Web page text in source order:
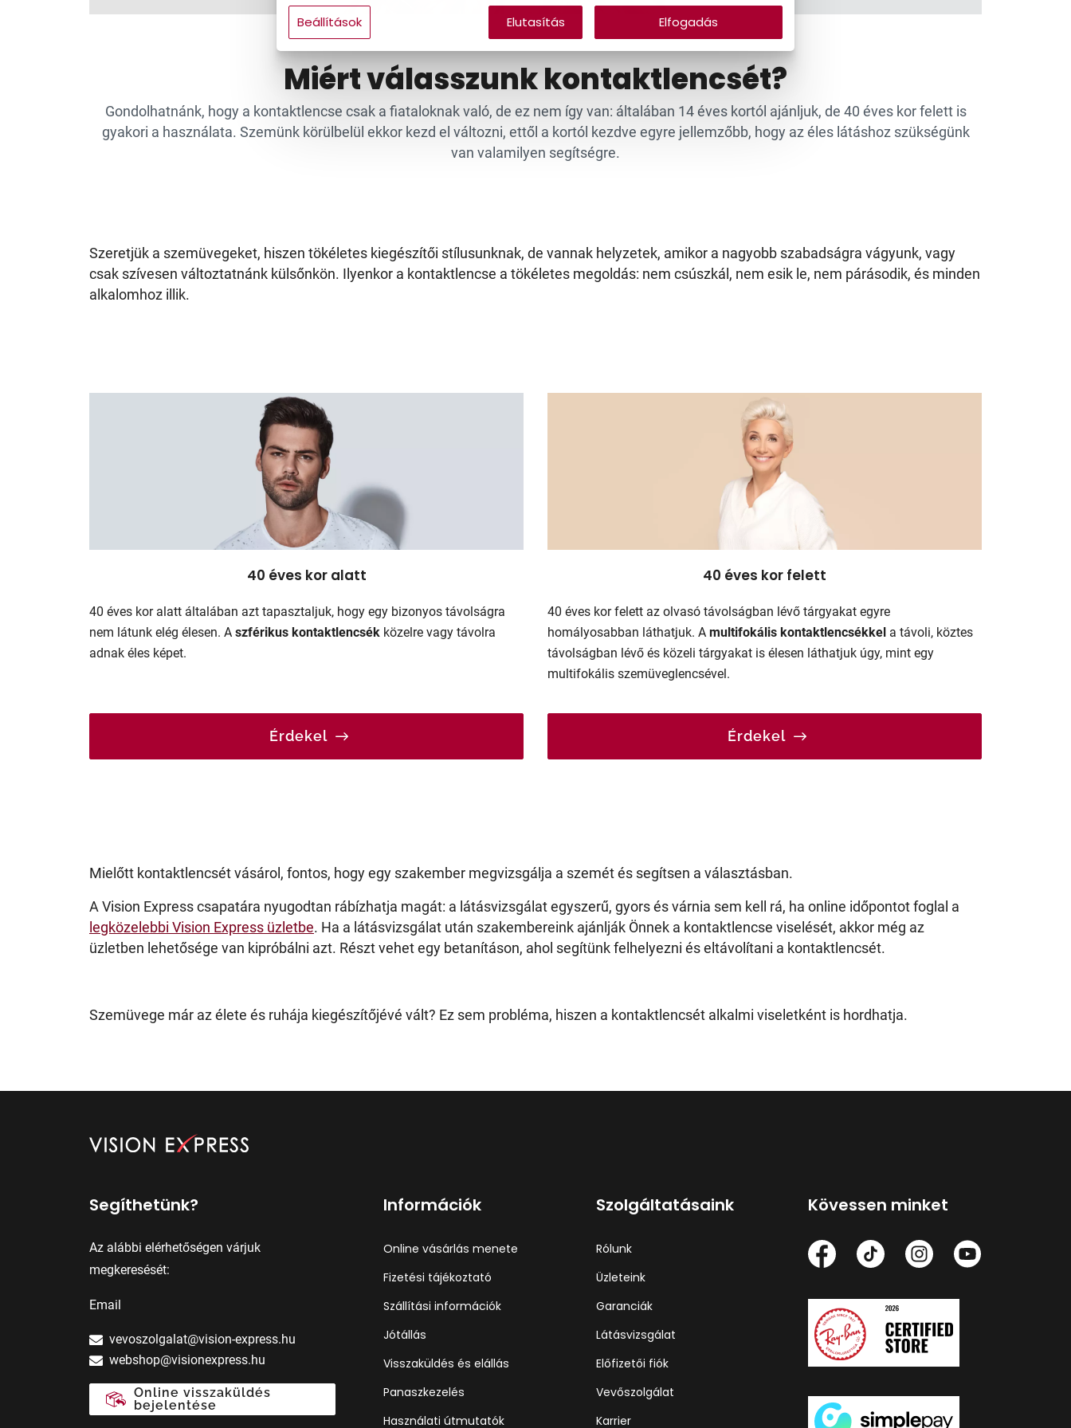
Gyermek
Miért válasszunk kontaktlencsét?
Gondolhatnánk, hogy a kontaktlencse csak a fiataloknak való, de ez nem így van: általában 14 éves kortól ajánljuk, de 40 éves kor felett is
gyakori a használata. Szemünk körülbelül ekkor kezd el változni, ettől a kortól kezdve egyre jellemzőbb, hogy az éles látáshoz szükségünk
van valamilyen segítségre.
Szeretjük a szemüvegeket, hiszen tökéletes kiegészítői stílusunknak, de vannak helyzetek, amikor a nagyobb szabadságra vágyunk, vagy
csak szívesen változtatnánk külsőnkön. Ilyenkor a kontaktlencse a tökéletes megoldás: nem csúszkál, nem esik le, nem párásodik, és minden
alkalomhoz illik.
40 éves kor alatt
40 éves kor alatt általában azt tapasztaljuk, hogy egy bizonyos távolságra
nem látunk elég élesen. A szférikus kontaktlencsék közelre vagy távolra
adnak éles képet.
Érdekel
40 éves kor felett
40 éves kor felett az olvasó távolságban lévő tárgyakat egyre
homályosabban láthatjuk. A multifokális kontaktlencsékkel a távoli, köztes
távolságban lévő és közeli tárgyakat is élesen láthatjuk úgy, mint egy
multifokális szemüveglencsével.
Érdekel
Mielőtt kontaktlencsét vásárol, fontos, hogy egy szakember megvizsgálja a szemét és segítsen a választásban.
A Vision Express csapatára nyugodtan rábízhatja magát: a látásvizsgálat egyszerű, gyors és várnia sem kell rá, ha online időpontot foglal a
legközelebbi Vision Express üzletbe. Ha a látásvizsgálat után szakembereink ajánlják Önnek a kontaktlencse viselését, akkor még az
üzletben lehetősége van kipróbálni azt. Részt vehet egy betanításon, ahol segítünk felhelyezni és eltávolítani a kontaktlencsét.
Szemüvege már az élete és ruhája kiegészítőjévé vált? Ez sem probléma, hiszen a kontaktlencsét alkalmi viseletként is hordhatja.
Segíthetünk?
Az alábbi elérhetőségen várjuk
megkeresését:
Email
vevoszolgalat@vision-express.hu
webshop@visionexpress.hu
Online visszaküldés
bejelentése
Információk
Online vásárlás menete
Fizetési tájékoztató
Szállítási információk
Jótállás
Visszaküldés és elállás
Panaszkezelés
Használati útmutatók
Szolgáltatásaink
Rólunk
Üzleteink
Garanciák
Látásvizsgálat
Előfizetői fiók
Vevőszolgálat
Karrier
Kövessen minket
Beállítások Elutasítás Elfogadás